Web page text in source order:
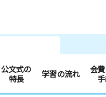
公文式の
特長
学習の流れ
会